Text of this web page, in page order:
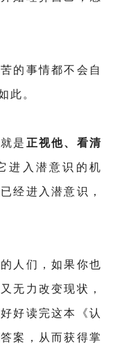
的事情都不会自
此。
是 正视他、看清
进入潜意识的机
经进入潜意识，
人们，如果你也
无力改变现状，
好读完这本《认
案，从而获得掌